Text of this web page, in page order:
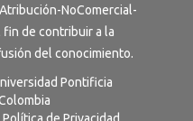
NoComercial-
fin de contribuir a la
del conocimiento.
Pontificia